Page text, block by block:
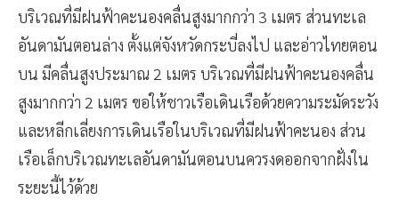
บริเวณที่มีฝนฟ้าคะนองคลื่นสูงมากกว่า 3 เมตร ส่วนทะเล
อันดามันตอนล่าง ตั้งแต่จังหวัดกระบี่ลงไป และอ่าวไทยตอน
บน มีคลื่นสูงประมาณ 2 เมตร บริเวณที่มีฝนฟ้าคะนองคลื่น
สูงมากกว่า 2 เมตร ขอให้ชาวเรือเดินเรือด้วยความระมัดระวัง
และหลีกเลี่ยงการเดินเรือในบริเวณที่มีฝนฟ้าคะนอง ส่วน
เรือเล็กบริเวณทะเลอันดามันตอนบนควรงดออกจากฝั่งใน
ระยะนี้ไว้ด้วย